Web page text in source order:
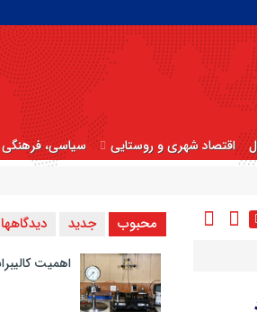
اقتصاد شهری و روستایی سیاسی، فرهنگی
محبوب جدید دیدگاهها
اهمیت